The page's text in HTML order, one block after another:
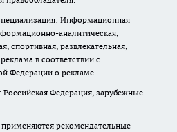
Информационная
аналитическая,
спортивная, развлекательная,
в соответствии с
Федерации о рекламе
Федерация, зарубежные
рекомендательные